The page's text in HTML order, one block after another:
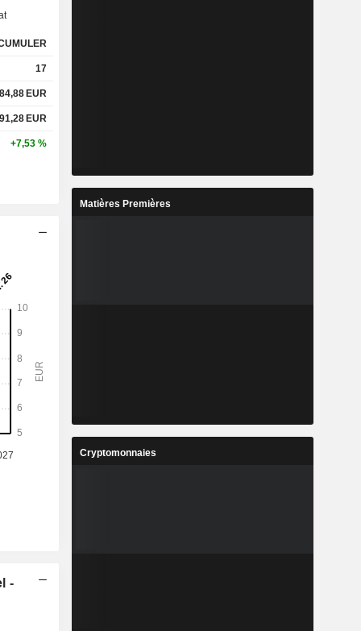
17
84,88 EUR
91,28 EUR
+7,53 %
-
Matières Premières
Cryptomonnaies